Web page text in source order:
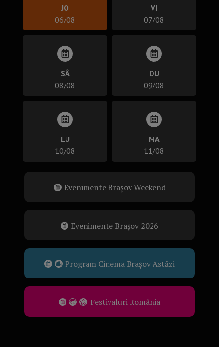
JO
06/08
VI
07/08
SÂ
08/08
DU
09/08
LU
10/08
MA
11/08
Evenimente Brașov Weekend
Evenimente Brașov 2026
Program Cinema Brașov Astăzi
Festivaluri România